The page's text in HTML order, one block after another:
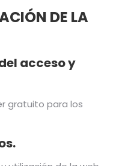
DE LA
acceso y
gratuito para los